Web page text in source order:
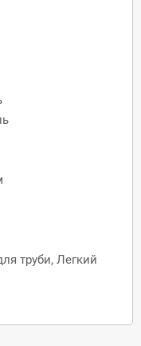
труби, Легкий